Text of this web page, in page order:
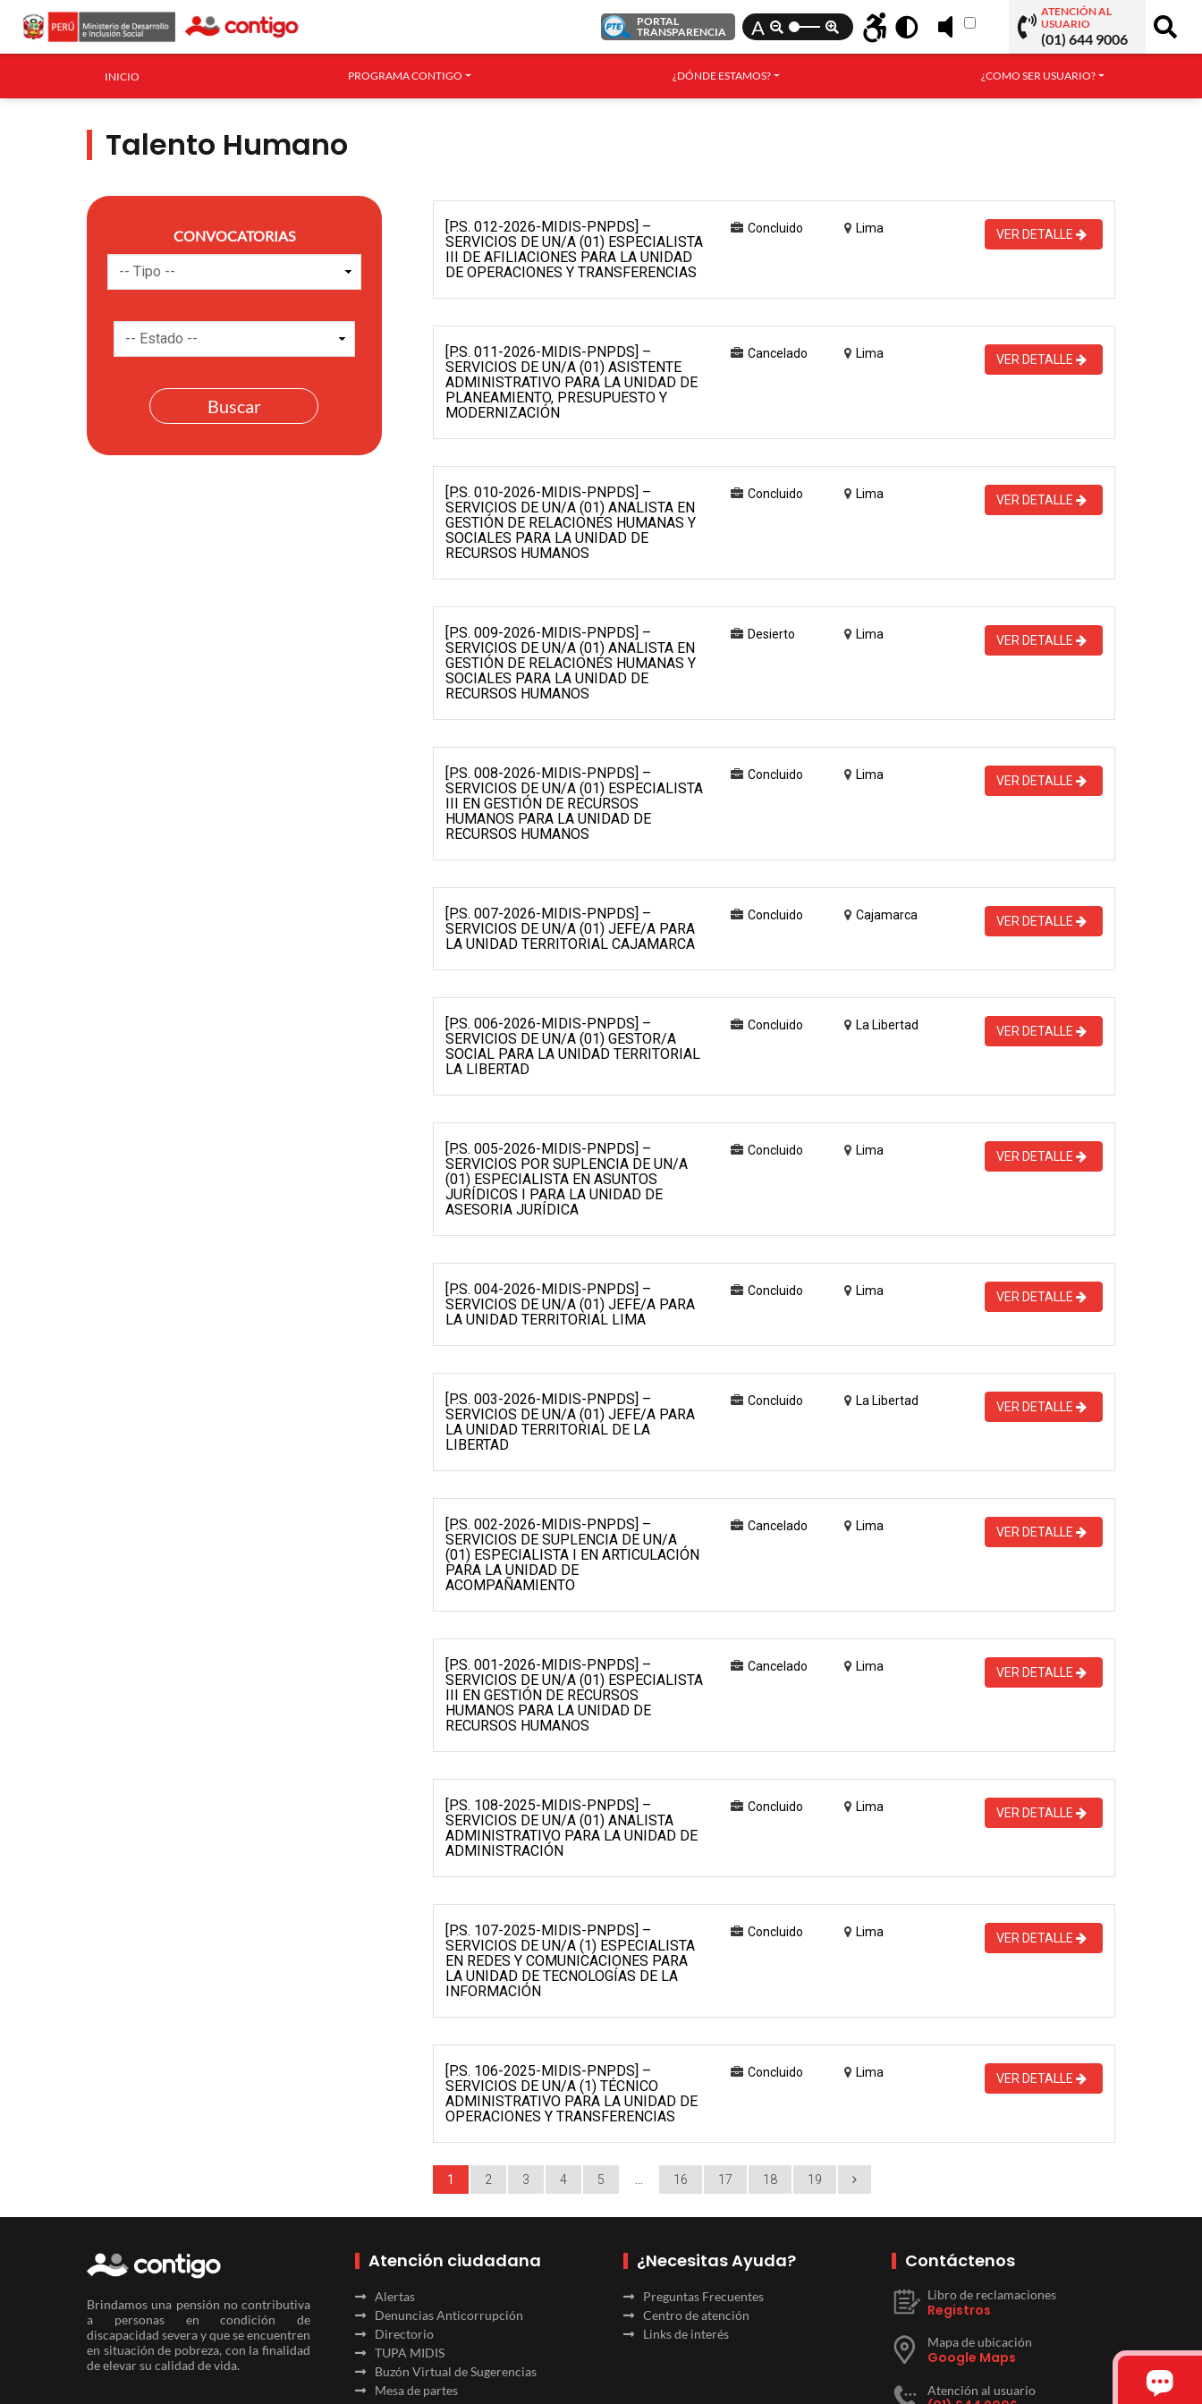
PORTAL
TRANSPARENCIA
A
ATENCIÓN AL
USUARIO
(01) 644 9006
INICIO PROGRAMA CONTIGO ¿DÓNDE ESTAMOS? ¿COMO SER USUARIO?
Talento Humano
CONVOCATORIAS
[P.S. 012-2026-MIDIS-PNPDS] –
SERVICIOS DE UN/A (01) ESPECIALISTA
III DE AFILIACIONES PARA LA UNIDAD
DE OPERACIONES Y TRANSFERENCIAS
Concluido Lima VER DETALLE
[P.S. 011-2026-MIDIS-PNPDS] –
SERVICIOS DE UN/A (01) ASISTENTE
ADMINISTRATIVO PARA LA UNIDAD DE
PLANEAMIENTO, PRESUPUESTO Y
MODERNIZACIÓN
Cancelado Lima VER DETALLE
[P.S. 010-2026-MIDIS-PNPDS] –
SERVICIOS DE UN/A (01) ANALISTA EN
GESTIÓN DE RELACIONES HUMANAS Y
SOCIALES PARA LA UNIDAD DE
RECURSOS HUMANOS
Concluido Lima VER DETALLE
[P.S. 009-2026-MIDIS-PNPDS] –
SERVICIOS DE UN/A (01) ANALISTA EN
GESTIÓN DE RELACIONES HUMANAS Y
SOCIALES PARA LA UNIDAD DE
RECURSOS HUMANOS
Desierto Lima VER DETALLE
[P.S. 008-2026-MIDIS-PNPDS] –
SERVICIOS DE UN/A (01) ESPECIALISTA
III EN GESTIÓN DE RECURSOS
HUMANOS PARA LA UNIDAD DE
RECURSOS HUMANOS
Concluido Lima VER DETALLE
[P.S. 007-2026-MIDIS-PNPDS] –
SERVICIOS DE UN/A (01) JEFE/A PARA
LA UNIDAD TERRITORIAL CAJAMARCA
Concluido Cajamarca VER DETALLE
[P.S. 006-2026-MIDIS-PNPDS] –
SERVICIOS DE UN/A (01) GESTOR/A
SOCIAL PARA LA UNIDAD TERRITORIAL
LA LIBERTAD
Concluido La Libertad VER DETALLE
[P.S. 005-2026-MIDIS-PNPDS] –
SERVICIOS POR SUPLENCIA DE UN/A
(01) ESPECIALISTA EN ASUNTOS
JURÍDICOS I PARA LA UNIDAD DE
ASESORIA JURÍDICA
Concluido Lima VER DETALLE
[P.S. 004-2026-MIDIS-PNPDS] –
SERVICIOS DE UN/A (01) JEFE/A PARA
LA UNIDAD TERRITORIAL LIMA
Concluido Lima VER DETALLE
[P.S. 003-2026-MIDIS-PNPDS] –
SERVICIOS DE UN/A (01) JEFE/A PARA
LA UNIDAD TERRITORIAL DE LA
LIBERTAD
Concluido La Libertad VER DETALLE
[P.S. 002-2026-MIDIS-PNPDS] –
SERVICIOS DE SUPLENCIA DE UN/A
(01) ESPECIALISTA I EN ARTICULACIÓN
PARA LA UNIDAD DE
ACOMPAÑAMIENTO
Cancelado Lima VER DETALLE
[P.S. 001-2026-MIDIS-PNPDS] –
SERVICIOS DE UN/A (01) ESPECIALISTA
III EN GESTIÓN DE RECURSOS
HUMANOS PARA LA UNIDAD DE
RECURSOS HUMANOS
Cancelado Lima VER DETALLE
[P.S. 108-2025-MIDIS-PNPDS] –
SERVICIOS DE UN/A (01) ANALISTA
ADMINISTRATIVO PARA LA UNIDAD DE
ADMINISTRACIÓN
Concluido Lima VER DETALLE
[P.S. 107-2025-MIDIS-PNPDS] –
SERVICIOS DE UN/A (1) ESPECIALISTA
EN REDES Y COMUNICACIONES PARA
LA UNIDAD DE TECNOLOGÍAS DE LA
INFORMACIÓN
Concluido Lima VER DETALLE
[P.S. 106-2025-MIDIS-PNPDS] –
SERVICIOS DE UN/A (1) TÉCNICO
ADMINISTRATIVO PARA LA UNIDAD DE
OPERACIONES Y TRANSFERENCIAS
Concluido Lima VER DETALLE
1 2 3 4 5 16 17 18 19
Brindamos una pensión no contributiva
a personas en condición de
discapacidad severa y que se encuentren
en situación de pobreza, con la finalidad
de elevar su calidad de vida.
Atención ciudadana
Alertas
Denuncias Anticorrupción
Directorio
TUPA MIDIS
Buzón Virtual de Sugerencias
Mesa de partes
¿Necesitas Ayuda?
Preguntas Frecuentes
Centro de atención
Links de interés
Contáctenos
Libro de reclamaciones
Registros
Mapa de ubicación
Google Maps
Atención al usuario